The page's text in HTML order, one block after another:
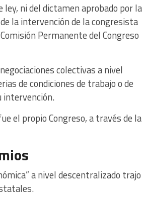
ni del dictamen aprobado por la
la intervención de la congresista
Permanente del Congreso
colectivas a nivel
de condiciones de trabajo o de
intervención.
el propio Congreso, a través de la
a nivel descentralizado trajo